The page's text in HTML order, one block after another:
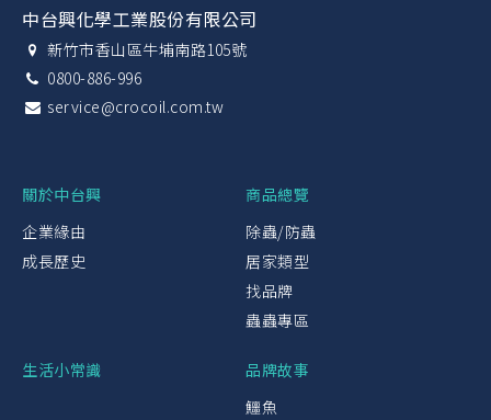
中台興化學工業股份有限公司
新竹市香山區牛埔南路105號
0800-886-996
service@crocoil.com.tw
關於中台興
企業緣由
成長歷史
商品總覽
除蟲/防蟲
居家類型
找品牌
蟲蟲專區
生活小常識
品牌故事
鱷魚